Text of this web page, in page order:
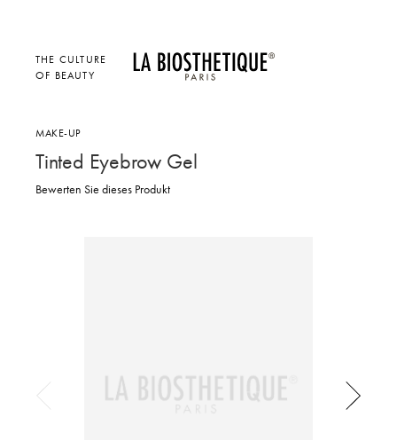
THE CULTURE
OF BEAUTY
MAKE-UP
Tinted Eyebrow Gel
Bewerten Sie dieses Produkt